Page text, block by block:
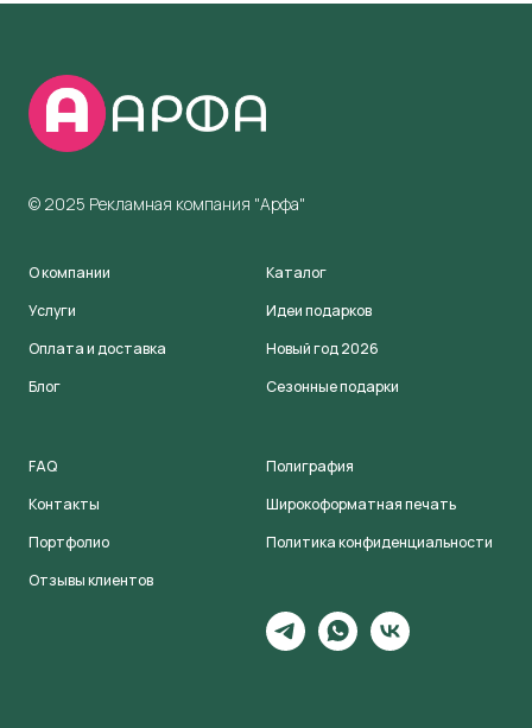
© 2025 Рекламная компания "Арфа"
О компании
Услуги
Оплата и доставка
Блог
Каталог
Идеи подарков
Новый год 2026
Сезонные подарки
FAQ
Контакты
Портфолио
Отзывы клиентов
Полиграфия
Широкоформатная печать
Политика конфиденциальности